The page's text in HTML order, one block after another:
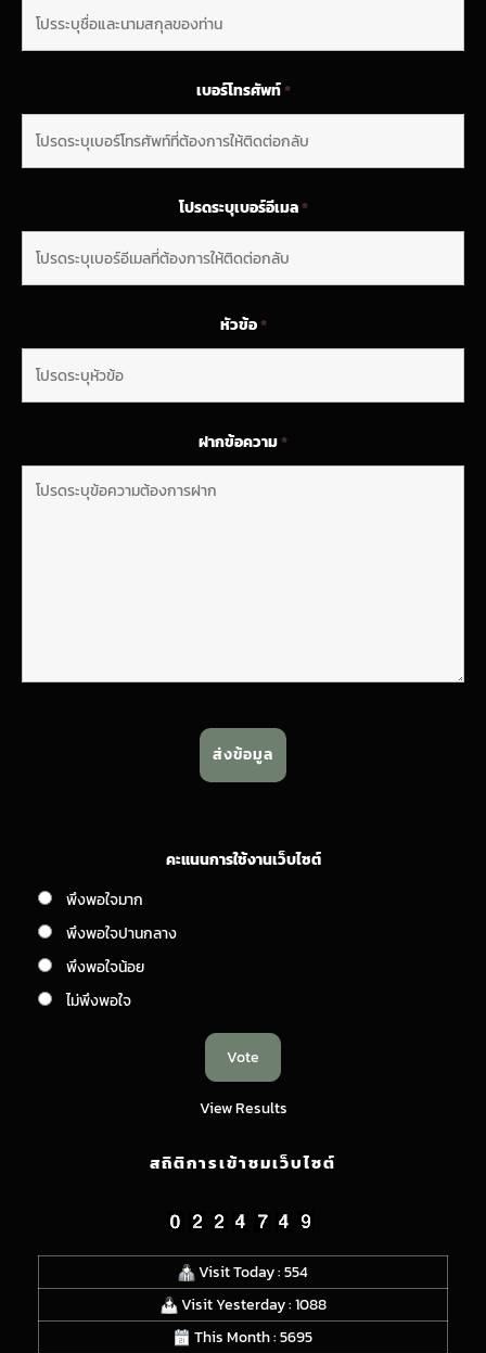
เบอร์โทรศัพท์*
โปรดระบุเบอร์อีเมล*
หัวข้อ*
ฝากข้อความ*
คะแนนการใช้งานเว็บไซต์
พึงพอใจมาก
พึงพอใจปานกลาง
พึงพอใจน้อย
ไม่พึงพอใจ
View Results
สถิติการเข้าชมเว็บไซต์
Visit Today : 554
Visit Yesterday : 1088
This Month : 5695